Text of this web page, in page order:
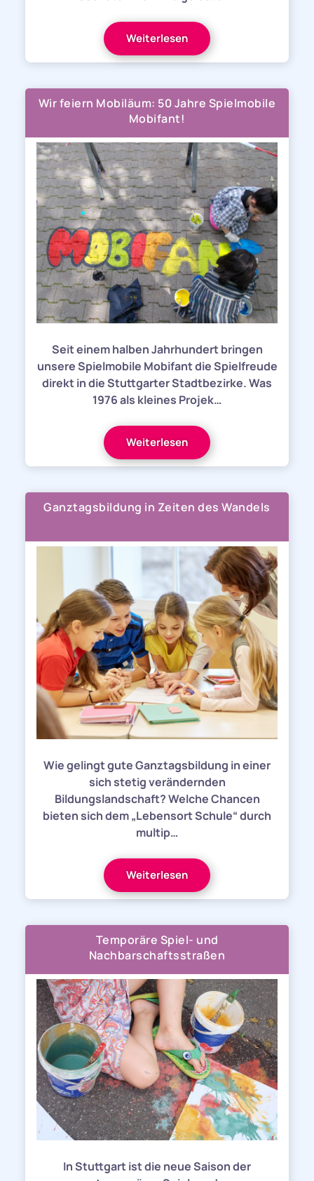
Weiterlesen
Wir feiern Mobiläum: 50 Jahre Spielmobile
Mobifant!
Seit einem halben Jahrhundert bringen
unsere Spielmobile Mobifant die Spielfreude
direkt in die Stuttgarter Stadtbezirke. Was
1976 als kleines Projek…
Weiterlesen
Ganztagsbildung in Zeiten des Wandels
Wie gelingt gute Ganztagsbildung in einer
sich stetig verändernden
Bildungslandschaft? Welche Chancen
bieten sich dem „Lebensort Schule“ durch
multip…
Weiterlesen
Temporäre Spiel- und
Nachbarschaftsstraßen
In Stuttgart ist die neue Saison der